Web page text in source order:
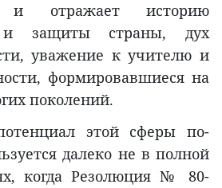
отражает историю
и защиты страны, дух
уважение к учителю и
формировавшиеся на
поколений.
этой сферы по-
далеко не в полной
когда Резолюция № 80-